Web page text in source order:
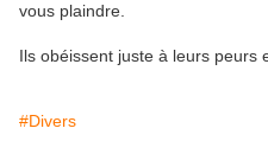
vous plaindre.
Ils obéissent juste à leurs peurs
#Divers